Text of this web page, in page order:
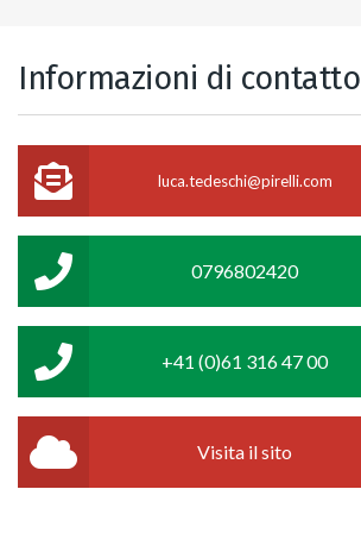
Informazioni di contatto
luca.tedeschi@pirelli.com
0796802420
+41 (0)61 316 47 00
Visita il sito